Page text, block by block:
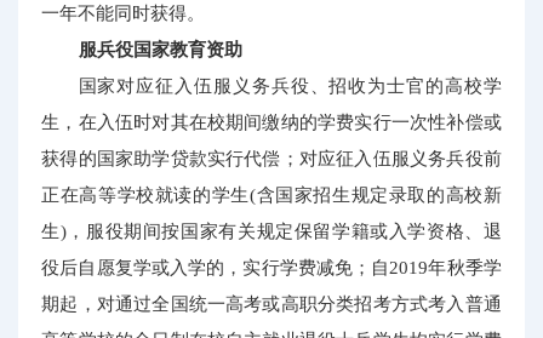
一年不能同时获得。
服兵役国家教育资助
国家对应征入伍服义务兵役、招收为士官的高校学
生，在入伍时对其在校期间缴纳的学费实行一次性补偿或
获得的国家助学贷款实行代偿；对应征入伍服义务兵役前
正在高等学校就读的学生(含国家招生规定录取的高校新
生)，服役期间按国家有关规定保留学籍或入学资格、退
役后自愿复学或入学的，实行学费减免；自2019年秋季学
期起，对通过全国统一高考或高职分类招考方式考入普通